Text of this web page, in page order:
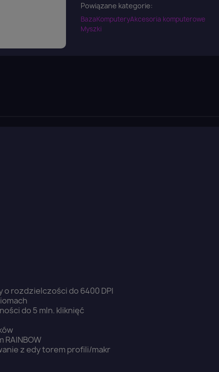
Powiązane kategorie:
BazaKomputeryAkcesoria komputerowe
Myszki
rozdzielczości do 6400 DPI
do 5 mln. kliknięć
RAINBOW
z edy torem profili/makr